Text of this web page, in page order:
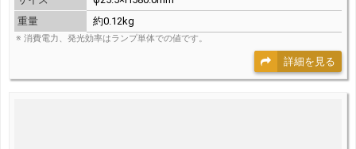
重量
約0.12kg
※ 消費電力、発光効率はランプ単体での値です。
詳細を見る